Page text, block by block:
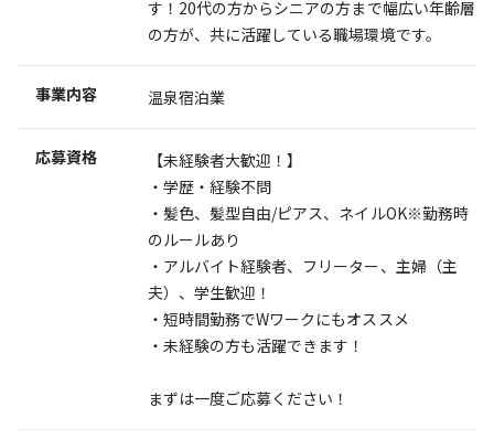
す！20代の方からシニアの方まで幅広い年齢層
の方が、共に活躍している職場環境です。
事業内容 温泉宿泊業
応募資格
【未経験者大歓迎！】
・学歴・経験不問
・髪色、髪型自由/ピアス、ネイルOK※勤務時
のルールあり
・アルバイト経験者、フリーター、主婦（主
夫）、学生歓迎！
・短時間勤務でWワークにもオススメ
・未経験の方も活躍できます！
まずは一度ご応募ください！